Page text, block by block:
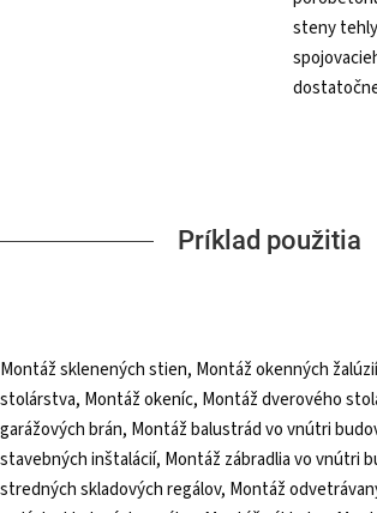
steny
Príklad použitia
Montáž sklenených stien, Montáž okenných
stolárstva, Montáž okeníc, Montáž dverového
garážových brán, Montáž balustrád vo vnútri
stavebných inštalácií, Montáž zábradlia vo vnútri
stredných skladových regálov, Montáž